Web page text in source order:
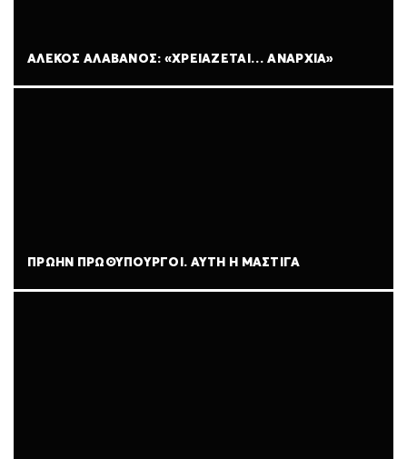
ΑΛΕΚΟΣ ΑΛΑΒΑΝΟΣ: «ΧΡΕΙΑΖΕΤΑΙ… ΑΝΑΡΧΙΑ»
ΠΡΩΗΝ ΠΡΩΘΥΠΟΥΡΓΟΙ. ΑΥΤΗ Η ΜΑΣΤΙΓΑ